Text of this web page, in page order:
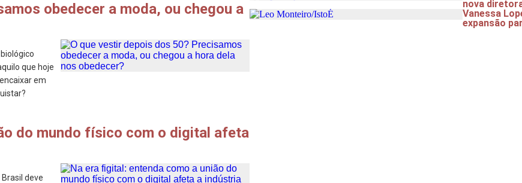
obedecer a moda, ou chegou a
que hoje
em
do mundo físico com o digital afeta
deve